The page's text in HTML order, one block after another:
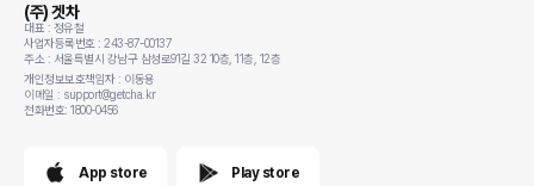
(주) 겟차
대표 : 정유철
사업자등록번호 : 243-87-00137
주소 : 서울특별시 강남구 삼성로91길 32 10층, 11층, 12층
개인정보보호책임자 : 이동용
이메일 : support@getcha.kr
전화번호: 1800-0456
App store Play store